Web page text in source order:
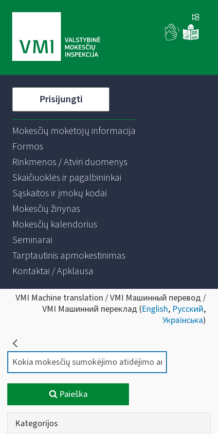
Prisijungti
Mokesčių mokėtojų informacija
Formos
Rinkmenos / Atviri duomenys
Skaičiuoklės ir pagalbininkai
Sąskaitos ir įmokų kodai
Mokesčių žinynas
Mokesčių kalendorius
Seminarai
Tarptautinis apmokestinimas
Kontaktai / Apklausa
VMI Machine translation / VMI Машинный перевод /
VMI Машинний переклад (English, Русский,
Українська)
Paieška
Kategorijos